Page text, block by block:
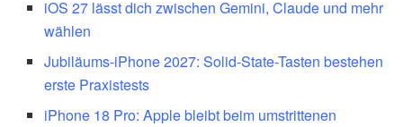
iOS 27 lässt dich zwischen Gemini, Claude und mehr
wählen
Jubiläums-iPhone 2027: Solid-State-Tasten bestehen
erste Praxistests
iPhone 18 Pro: Apple bleibt beim umstrittenen